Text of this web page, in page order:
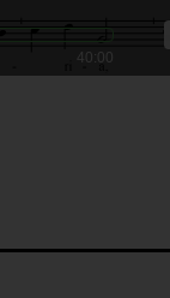
40:00